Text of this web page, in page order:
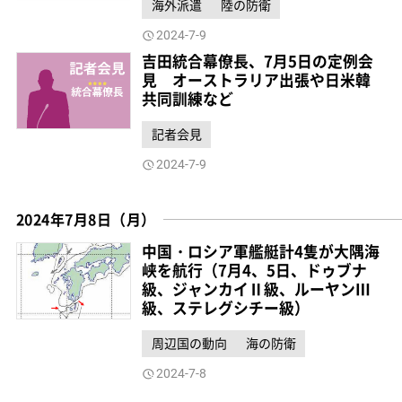
海外派遣 陸の防衛
2024-7-9
吉田統合幕僚長、7月5日の定例会
見 オーストラリア出張や日米韓
共同訓練など
記者会見
2024-7-9
2024年7月8日（月）
中国・ロシア軍艦艇計4隻が大隅海
峡を航行（7月4、5日、ドゥブナ
級、ジャンカイⅡ級、ルーヤンⅢ
級、ステレグシチー級）
周辺国の動向 海の防衛
2024-7-8